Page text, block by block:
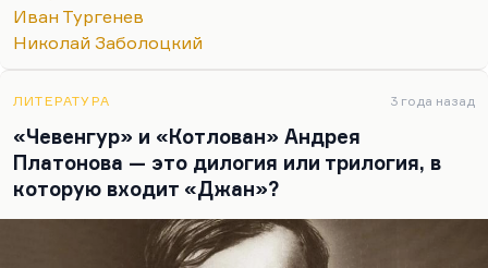
никогда не пересекавшихся, но, безусловно,
наследовавших (каждый по-своему) русскому
верили в бессмертие.
Иван Тургенев
Николай Заболоцкий
ЛИТЕРАТУРА 3 года назад
«Чевенгур» и «Котлован» Андрея
Платонова — это дилогия или трилогия, в
которую входит «Джан»?